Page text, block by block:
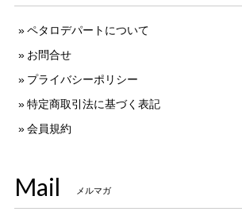
ペタロデパートについて
お問合せ
プライバシーポリシー
特定商取引法に基づく表記
会員規約
Mail メルマガ